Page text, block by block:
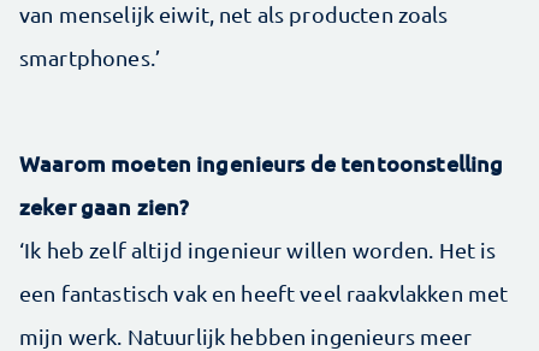
van menselijk eiwit, net als producten zoals
smartphones.’
Waarom moeten ingenieurs de tentoonstelling
zeker gaan zien?
‘Ik heb zelf altijd ingenieur willen worden. Het is
een fantastisch vak en heeft veel raakvlakken met
mijn werk. Natuurlijk hebben ingenieurs meer